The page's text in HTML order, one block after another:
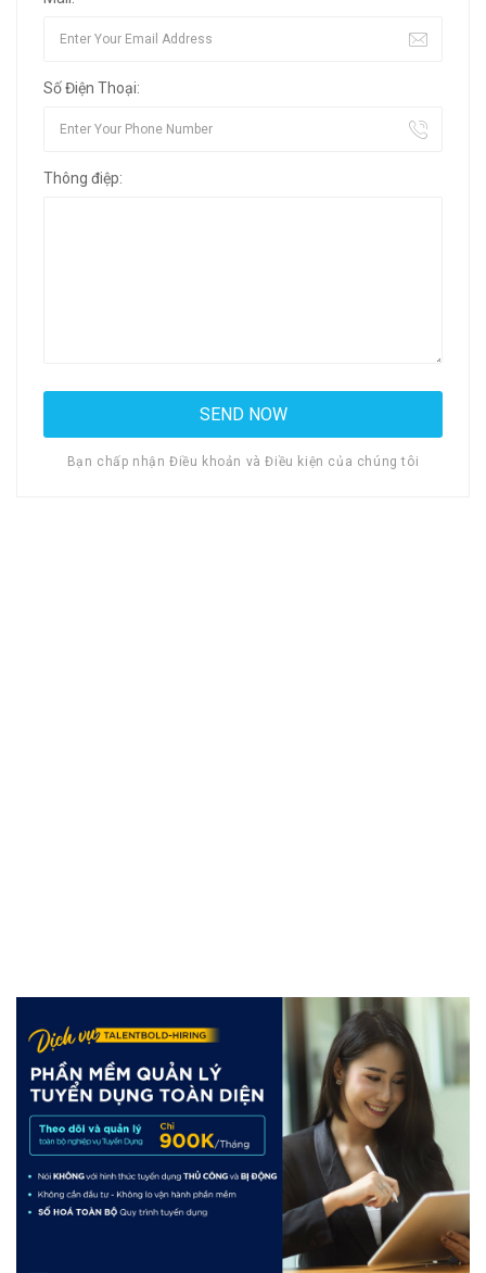
Số Điện Thoại:
Thông điệp:
Bạn chấp nhận Điều khoản và Điều kiện của chúng tôi